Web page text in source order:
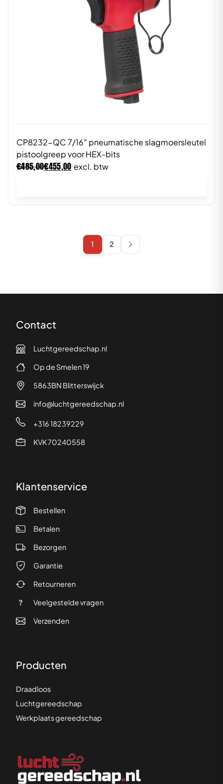
CP8232-QC 7/16″ pneumatische slagmoersleutel
pistoolgreep voor HEX-bits
€485,00€455,00 excl. btw
1 2
Contact
Luchtgereedschap.nl
Op de Smelen 19
5863BN Blitterswijck
info@luchtgereedschap.nl
+316 18239229
KVK 70240558
Klantenservice
Bestellen
Betalen
Bezorgen
Garantie
Retourneren
Veelgestelde vragen
Verzenden
Producten
Draadloos
Luchtgereedschap
Werkplaats gereedschap